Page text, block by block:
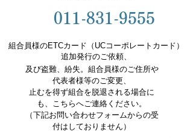
011-831-9555
組合員様のETCカード（UCコーポレートカード）
追加発行のご依頼、
及び盗難、紛失。組合員様のご住所や
代表者様等のご変更、
止むを得ず組合を脱退される場合に
も、こちらへご連絡ください。
（下記お問い合わせフォームからの受
付はしておりません）